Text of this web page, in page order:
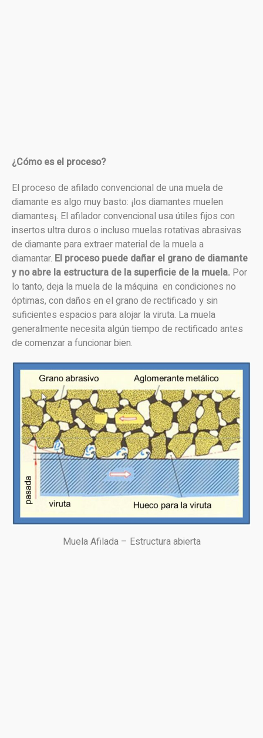
¿Cómo es el proceso?
El proceso de afilado convencional de una muela de
diamante es algo muy basto: ¡los diamantes muelen
diamantes¡. El afilador convencional usa útiles fijos con
insertos ultra duros o incluso muelas rotativas abrasivas
de diamante para extraer material de la muela a
diamantar. El proceso puede dañar el grano de diamante
y no abre la estructura de la superficie de la muela. Por
lo tanto, deja la muela de la máquina en condiciones no
óptimas, con daños en el grano de rectificado y sin
suficientes espacios para alojar la viruta. La muela
generalmente necesita algún tiempo de rectificado antes
de comenzar a funcionar bien.
Muela Afilada – Estructura abierta